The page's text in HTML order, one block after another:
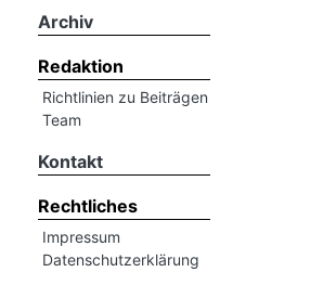
Archiv
Redaktion
Richtlinien zu Beiträgen
Team
Kontakt
Rechtliches
Impressum
Datenschutzerklärung